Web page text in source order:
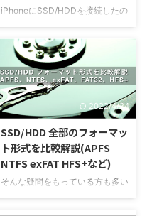
る前に、ぜひ今回紹介する方法を
すすめ】外付けSSDにデー ...
iPhoneにSSD/HDDを接続したの
困っていませんか？ 実は、
SSD/HDDのUSB type-Aなどか
らLightningに変換し、iPhoneに
つなげるだけだと認識しない可能
性がとても高いです。 このブロ
グでは、なぜ直接接続するだけだ
iPhoneでSSD/HDDを認識させら
れるのかを解説しています。
iPhoneにSSD/HDDを接続したけ
ど、うまく認識しない方は、ぜひ
2022/4/24
SSD/HDD 全部のフォーマッ
ト形式を比較解説(APFS
NTFS exFAT HFS+など)
そんな疑問をもっている方も多い